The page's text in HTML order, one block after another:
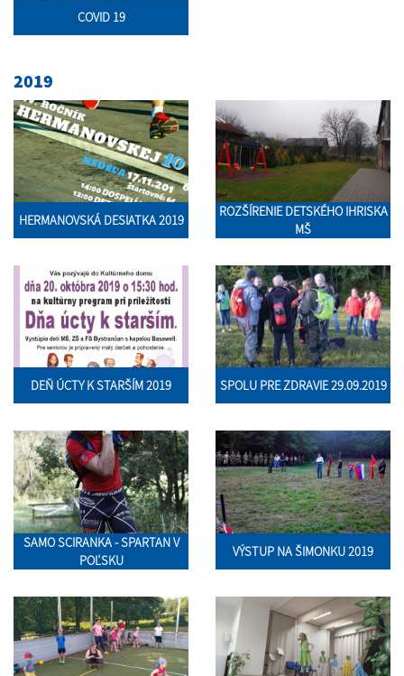
COVID 19
2019
HERMANOVSKÁ DESIATKA 2019
ROZŠÍRENIE DETSKÉHO IHRISKA
MŠ
DEŇ ÚCTY K STARŠÍM 2019 SPOLU PRE ZDRAVIE 29.09.2019
SAMO SCIRANKA - SPARTAN V
POĽSKU
VÝSTUP NA ŠIMONKU 2019